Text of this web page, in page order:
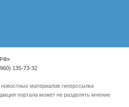
135-73-32
материалов гиперссылка
портала может не разделять мнение